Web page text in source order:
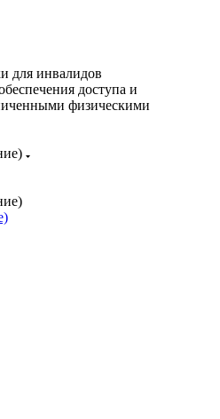
для инвалидов
доступа и
физическими